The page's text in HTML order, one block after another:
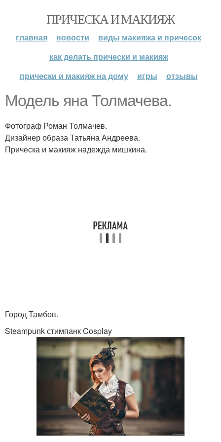
ПРИЧЕСКА И МАКИЯЖ
главная новости
виды макияжа и причесок
как делать прически и макияж
прически и макияж на дому
игры отзывы
Модель яна Толмачева.
Фотограф Роман Толмачев.
Дизайнер образа Татьяна Андреева.
Прическа и макияж надежда мишкина.
Город Тамбов.
Steampunk стимпанк Cosplay